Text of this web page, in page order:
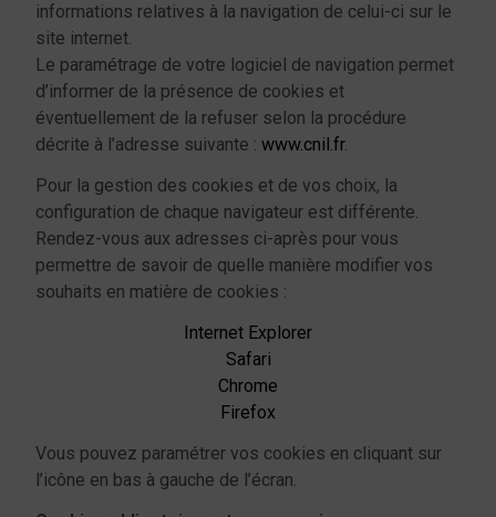
informations relatives à la navigation de celui-ci sur le
site internet.
Le paramétrage de votre logiciel de navigation permet
d’informer de la présence de cookies et
éventuellement de la refuser selon la procédure
décrite à l’adresse suivante :www.cnil.fr.
Pour la gestion des cookies et de vos choix, la
configuration de chaque navigateur est différente.
Rendez-vous aux adresses ci-après pour vous
permettre de savoir de quelle manière modifier vos
souhaits en matière de cookies :
Internet Explorer
Safari
Chrome
Firefox
Vous pouvez paramétrer vos cookies en cliquant sur
l’icône en bas à gauche de l’écran.